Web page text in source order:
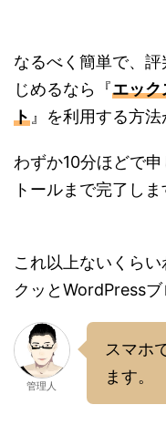
なるべく簡単で、
じめるなら『エック
ト 』を利用する方法
わずか10分ほどで
トールまで完了し
これ以上ないくら
クッとWordPressブ
管理人
スマホ
ます。